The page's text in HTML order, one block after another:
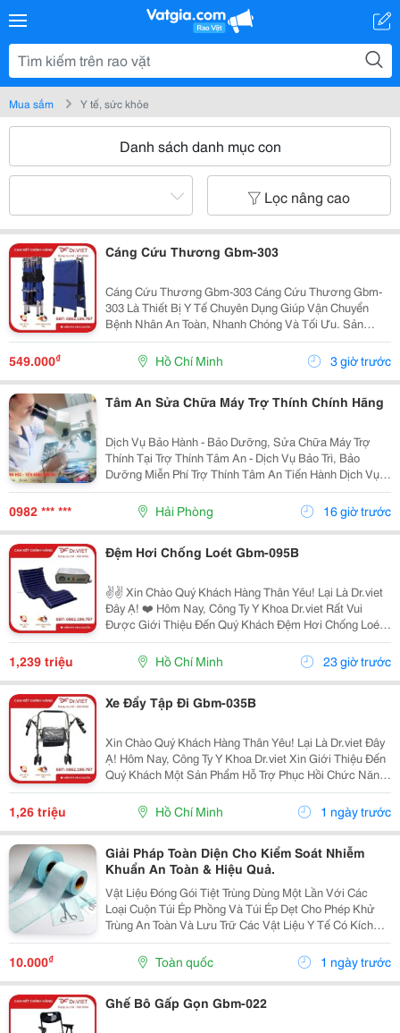
Mua sắm Y tế, sức khỏe
Danh sách danh mục con
Lọc nâng cao
Cáng Cứu Thương Gbm-303
Cáng Cứu Thương Gbm-303 Cáng Cứu Thương Gbm-
303 Là Thiết Bị Y Tế Chuyên Dụng Giúp Vận Chuyển
Bệnh Nhân An Toàn, Nhanh Chóng Và Tối Ưu. Sản
Phẩm Được Thiết Kế Dành Cho Các Tình Huống Cấp
Cứu Khẩn Cấp Hoặc Hỗ Trợ Di Chuyển Cho Người Già
Yếu, Bệnh...
549.000₫ Hồ Chí Minh 3 giờ trước
Tâm An Sửa Chữa Máy Trợ Thính Chính Hãng
Dịch Vụ Bảo Hành - Bảo Dưỡng, Sửa Chữa Máy Trợ
Thính Tại Trợ Thính Tâm An - Dịch Vụ Bảo Trì, Bảo
Dưỡng Miễn Phí Trợ Thính Tâm An Tiến Hành Dịch Vụ
Bảo Dưỡng, Vệ Sinh Sấy Khô Máy Trợ Thính Định Kì 3
Tháng/1 Lần Đối Với Tất Cả Các Thiêt Bị Trợ...
0982 *** *** Hải Phòng 16 giờ trước
Đệm Hơi Chống Loét Gbm-095B
✌️✌️ Xin Chào Quý Khách Hàng Thân Yêu! Lại Là Dr.viet
Đây Ạ! ❤️ Hôm Nay, Công Ty Y Khoa Dr.viet Rất Vui
Được Giới Thiệu Đến Quý Khách Đệm Hơi Chống Loét
&Ndash; Giải Pháp Hỗ Trợ Chăm Sóc Người Bệnh Nằm
Lâu Ngày Hiệu Quả, An Toàn, Giúp Giảm Áp Lực...
1,239 triệu Hồ Chí Minh 23 giờ trước
Xe Đẩy Tập Đi Gbm-035B
Xin Chào Quý Khách Hàng Thân Yêu! Lại Là Dr.viet Đây
Ạ! Hôm Nay, Công Ty Y Khoa Dr.viet Xin Giới Thiệu Đến
Quý Khách Một Sản Phẩm Hỗ Trợ Phục Hồi Chức Năng
Vô Cùng Tiện Lợi, Giúp Người Cao Tuổi, Người Bệnh
Và Người Gặp Khó Khăn Trong Vận Động Có...
1,26 triệu Hồ Chí Minh 1 ngày trước
Giải Pháp Toàn Diện Cho Kiểm Soát Nhiễm
Khuẩn An Toàn & Hiệu Quả.
Vật Liệu Đóng Gói Tiệt Trùng Dùng Một Lần Với Các
Loại Cuộn Túi Ép Phồng Và Túi Ép Dẹt Cho Phép Khử
Trùng An Toàn Và Lưu Trữ Các Vật Liệu Y Tế Có Kích
Cỡ Và Ứng Dụng Khác Nhau. Các Cuộn Túi Ép Tiệt
Trùng Được Làm Bằng 2 Lớp: Giấy Và Màng Film, Hai...
10.000₫ Toàn quốc 1 ngày trước
Ghế Bô Gấp Gọn Gbm-022